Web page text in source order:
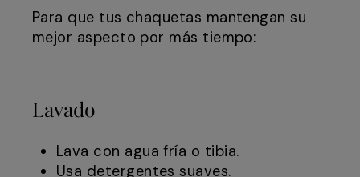
Para que tus chaquetas mantengan su
mejor aspecto por más tiempo:
Lavado
Lava con agua fría o tibia.
Usa detergentes suaves.